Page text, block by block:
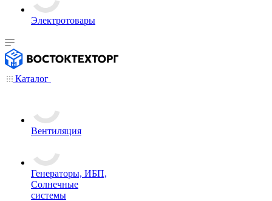
Электротовары
Каталог
Вентиляция
Генераторы, ИБП,
Солнечные
системы